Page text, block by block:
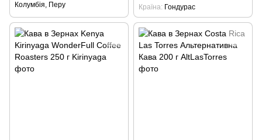
Колумбія, Перу
Країна Гондурас